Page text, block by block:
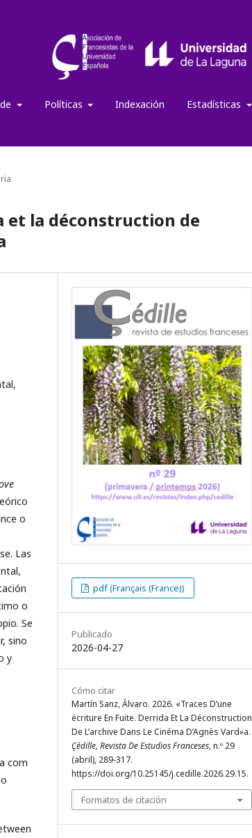
Políticas Indexación Estadísticas
et la déconstruction de
o
Las
o
Se
sino
y
com
pdf (Français (France))
Publicado
2026-04-27
Cómo citar
Martín Sanz, Álvaro. 2026. «Traces D’une
écriture En Fuite. Derrida Et La Déconstruction
De L’archive Dans Le Cinéma D’Agnès Vard»a.
Çédille, Revista De Estudios Franceses, n.º 29
(abril), 289-317.
https://doi.org/10.25145/j.cedille.2026.29.15.
Formatos de citación